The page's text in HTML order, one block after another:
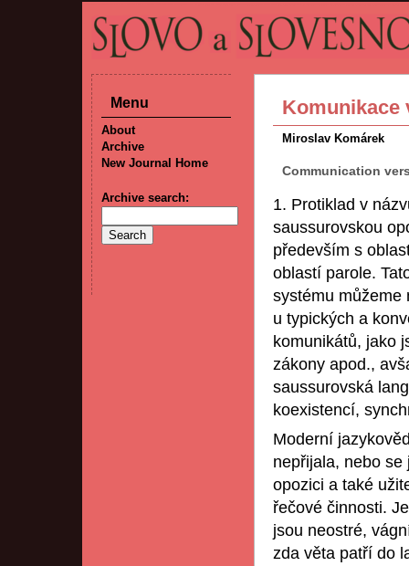
Komunikace
Miroslav Komárek
Communication
1. Protiklad v
saussurovskou
především s
oblastí parole.
systému můžeme
u typických a
komunikátů, jako
zákony apod.,
saussurovská
koexistencí,
Moderní
nepřijala, nebo
opozici a také
řečové činnosti.
jsou neostré,
zda věta patří do
Menu
About
Archive
New Journal Home
Archive search: